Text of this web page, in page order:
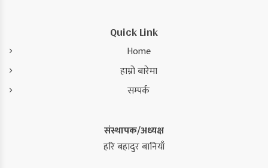
Quick Link
Home
हाम्रो बारेमा
सम्पर्क
संस्थापक/अध्यक्ष
हरि बहादुर बानियाँ